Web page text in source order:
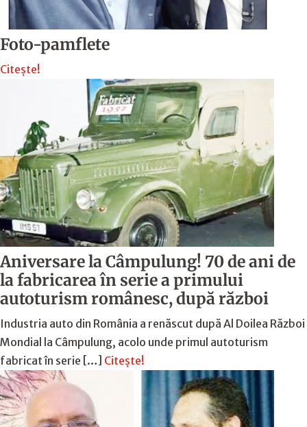
Foto-pamflete
Citește!
Aniversare la Câmpulung! 70 de ani de
la fabricarea în serie a primului
autoturism românesc, după război
Industria auto din România a renăscut după Al Doilea Război
Mondial la Câmpulung, acolo unde primul autoturism
fabricat în serie […] Citește!